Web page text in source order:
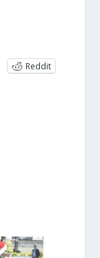
Reddit